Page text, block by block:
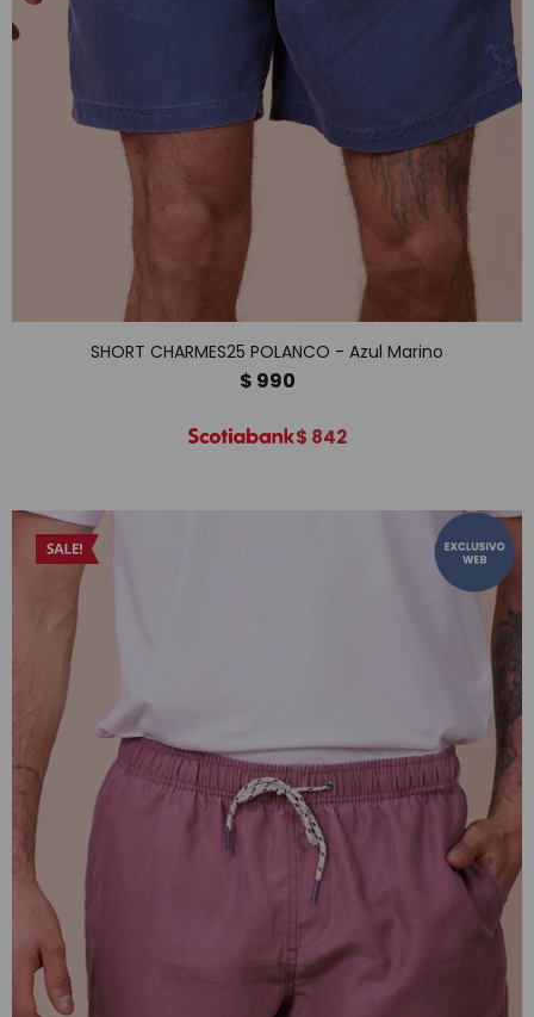
SHORT CHARMES25 POLANCO - Azul Marino
$ 990
$ 842